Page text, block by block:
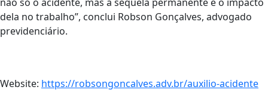
dela no trabalho”, conclui Robson Gonçalves, advogado
previdenciário.
Website: https://robsongoncalves.adv.br/auxilio-acidente